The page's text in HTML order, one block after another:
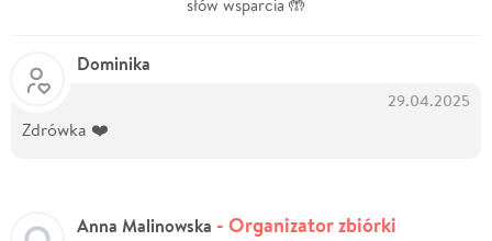
słów wsparcia 🤲
Dominika
29.04.2025
Zdrówka ❤️
Anna Malinowska - Organizator zbiórki